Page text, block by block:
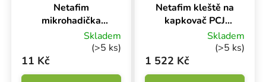
Netafim
mikrohadička
SSPE 5 x 3 šedá
Skladem
(>5 ks)
11 Kč
Netafim kleště na
kapkovač PCJ
DripperSkladem
(>5 ks)
1 522 Kč